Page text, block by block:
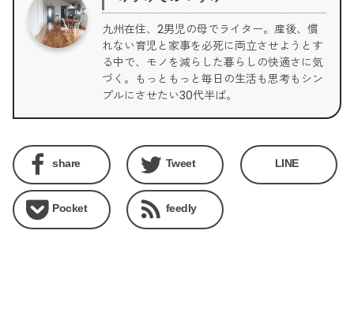
九州在住、2男児の母でライター。産後、慣
れない育児と家事を必死に両立させようとす
る中で、モノを減らした暮らしの快適さに気
づく。もっともっと毎日の生活も思考もシン
プルにさせたい30代半ば。
share Tweet LINE
Pocket feedly